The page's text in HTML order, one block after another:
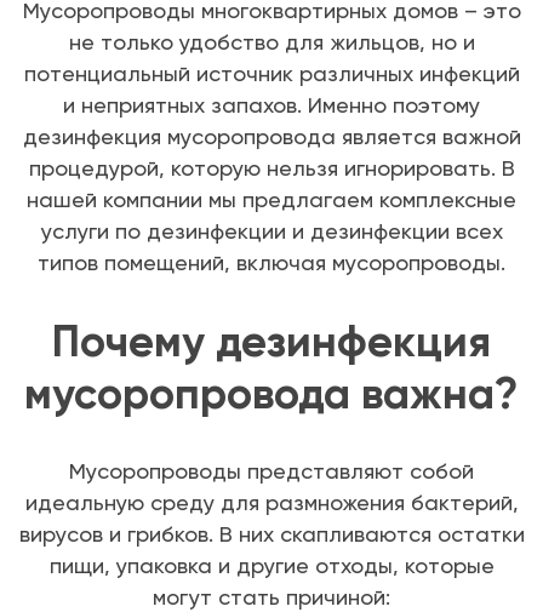
Мусоропроводы многоквартирных домов – это
не только удобство для жильцов, но и
потенциальный источник различных инфекций
и неприятных запахов. Именно поэтому
дезинфекция мусоропровода является важной
процедурой, которую нельзя игнорировать. В
нашей компании мы предлагаем комплексные
услуги по дезинфекции и дезинфекции всех
типов помещений, включая мусоропроводы.
Почему дезинфекция
мусоропровода важна?
Мусоропроводы представляют собой
идеальную среду для размножения бактерий,
вирусов и грибков. В них скапливаются остатки
пищи, упаковка и другие отходы, которые
могут стать причиной: